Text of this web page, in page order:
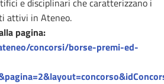
e disciplinari che caratterizzano i
attivi in Ateneo.
pagina:
concorsi/borse-premi-ed-